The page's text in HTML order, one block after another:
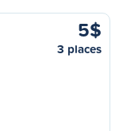
5$
3 places